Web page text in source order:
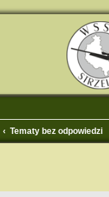
Tematy bez odpowiedzi